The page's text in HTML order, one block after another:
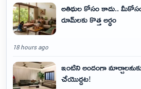
అతిథుల కోసం కాదు..
రూమ్‌లకు కొత్త అర్థం
18 hours ago
ఇంటిని అందంగా
చేయొద్దట!